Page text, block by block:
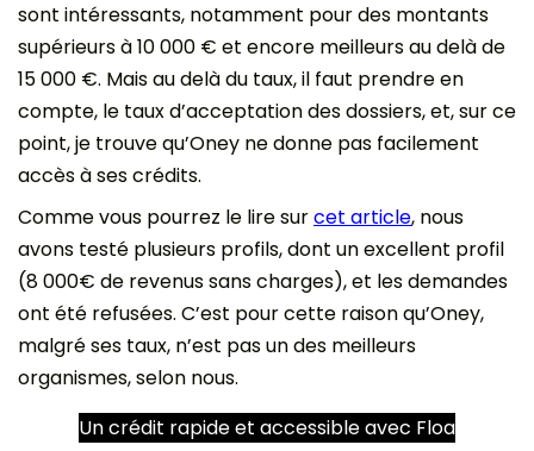
sont intéressants, notamment pour des montants
supérieurs à 10 000 € et encore meilleurs au delà de
15 000 €. Mais au delà du taux, il faut prendre en
compte, le taux d’acceptation des dossiers, et, sur ce
point, je trouve qu’Oney ne donne pas facilement
accès à ses crédits.
Comme vous pourrez le lire surcet article, nous
avons testé plusieurs profils, dont un excellent profil
(8 000€ de revenus sans charges), et les demandes
ont été refusées. C’est pour cette raison qu’Oney,
malgré ses taux, n’est pas un des meilleurs
organismes, selon nous.
Un crédit rapide et accessible avec Floa